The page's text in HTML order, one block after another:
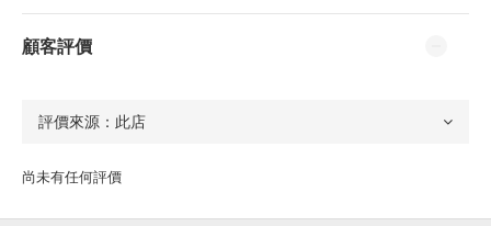
顧客評價
尚未有任何評價